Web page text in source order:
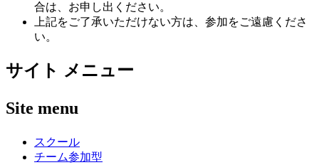
合は、お申し出ください。
上記をご了承いただけない方は、参加をご遠慮くださ
い。
サイト メニュー
Site menu
スクール
チーム参加型